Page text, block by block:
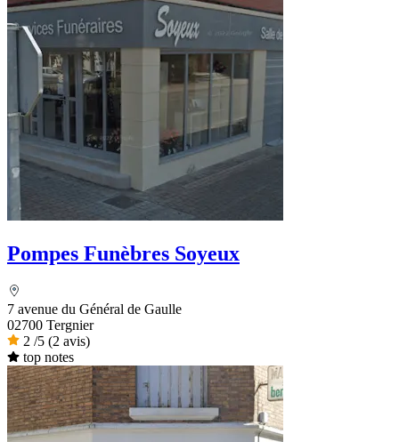
Pompes Funèbres Soyeux
7 avenue du Général de Gaulle
02700 Tergnier
2 /5 (2 avis)
top notes